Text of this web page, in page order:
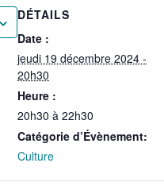
DÉTAILS
Date :
jeudi 19 décembre 2024 -
20h30
Heure :
20h30 à 22h30
Catégorie d’Évènement:
Culture